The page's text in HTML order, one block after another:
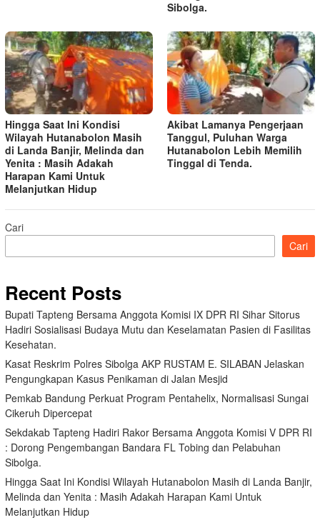
Sibolga.
Hingga Saat Ini Kondisi
Wilayah Hutanabolon Masih
di Landa Banjir, Melinda dan
Yenita : Masih Adakah
Harapan Kami Untuk
Melanjutkan Hidup
Akibat Lamanya Pengerjaan
Tanggul, Puluhan Warga
Hutanabolon Lebih Memilih
Tinggal di Tenda.
Cari
Cari
Recent Posts
Bupati Tapteng Bersama Anggota Komisi IX DPR RI Sihar Sitorus
Hadiri Sosialisasi Budaya Mutu dan Keselamatan Pasien di Fasilitas
Kesehatan.
Kasat Reskrim Polres Sibolga AKP RUSTAM E. SILABAN Jelaskan
Pengungkapan Kasus Penikaman di Jalan Mesjid
Pemkab Bandung Perkuat Program Pentahelix, Normalisasi Sungai
Cikeruh Dipercepat
Sekdakab Tapteng Hadiri Rakor Bersama Anggota Komisi V DPR RI
: Dorong Pengembangan Bandara FL Tobing dan Pelabuhan
Sibolga.
Hingga Saat Ini Kondisi Wilayah Hutanabolon Masih di Landa Banjir,
Melinda dan Yenita : Masih Adakah Harapan Kami Untuk
Melanjutkan Hidup